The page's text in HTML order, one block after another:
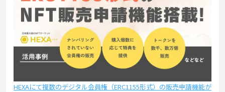
HEXAにて複数のデジタル会員権（ERC1155形式）の販売申請機能が